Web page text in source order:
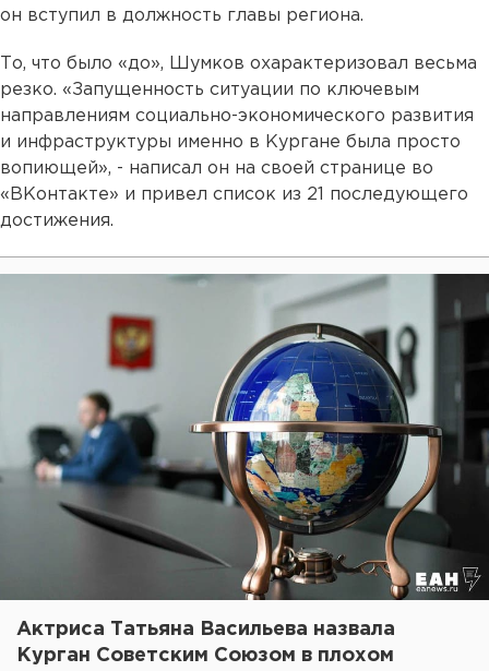
он вступил в должность главы региона.
То, что было «до», Шумков охарактеризовал весьма
резко. «Запущенность ситуации по ключевым
направлениям социально-экономического развития
и инфраструктуры именно в Кургане была просто
вопиющей», - написал он на своей странице во
«ВКонтакте» и привел список из 21 последующего
достижения.
Актриса Татьяна Васильева назвала
Курган Советским Союзом в плохом